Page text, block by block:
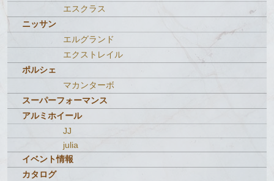
エスクラス
ニッサン
エルグランド
エクストレイル
ポルシェ
マカンターボ
スーパーフォーマンス
アルミホイール
JJ
julia
イベント情報
カタログ